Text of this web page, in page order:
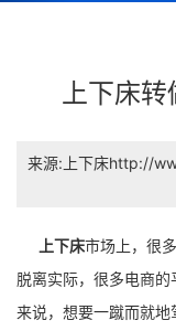
上下床转
来源:上下床http://
上下床市场上，很多
脱离实际，很多电商
来说，想要一蹴而就地